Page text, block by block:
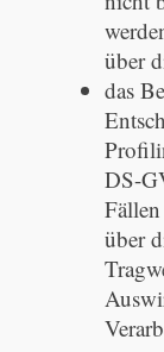
über
das
DS-
über